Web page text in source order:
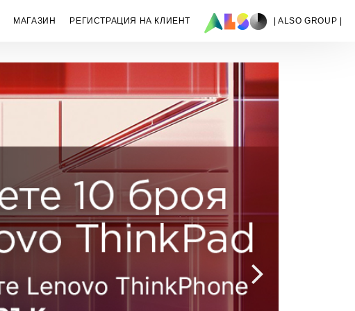
| ALSO GROUP |
МАГАЗИН РЕГИСТРАЦИЯ НА КЛИЕНТ